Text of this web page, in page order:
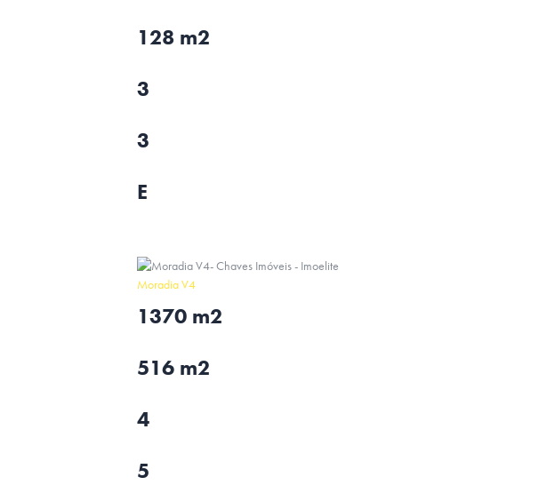
128 m2
3
3
E
Moradia V4
1370 m2
516 m2
4
5